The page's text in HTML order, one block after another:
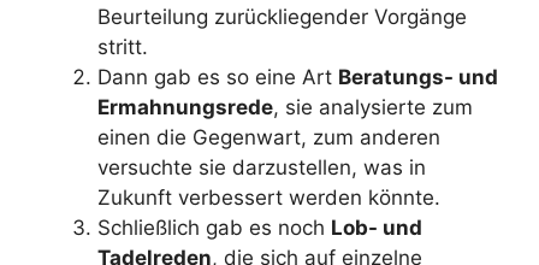
Beurteilung zurückliegender Vorgänge
stritt.
Dann gab es so eine Art Beratungs- und
Ermahnungsrede, sie analysierte zum
einen die Gegenwart, zum anderen
versuchte sie darzustellen, was in
Zukunft verbessert werden könnte.
Schließlich gab es noch Lob- und
Tadelreden, die sich auf einzelne